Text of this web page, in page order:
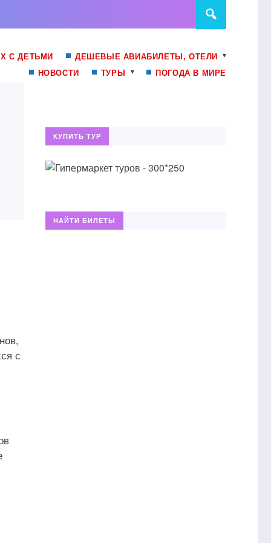
С ДЕТЬМИ
ДЕШЕВЫЕ АВИАБИЛЕТЫ, ОТЕЛИ
НОВОСТИ
ТУРЫ ПОГОДА В МИРЕ
с
КУПИТЬ ТУР
НАЙТИ БИЛЕТЫ